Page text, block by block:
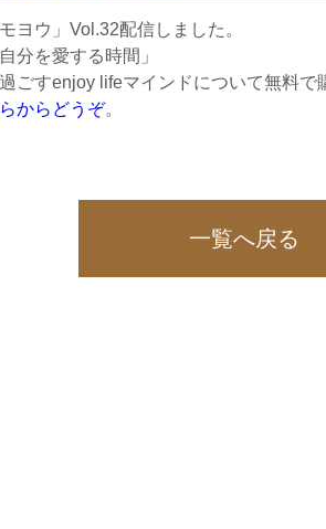
ヨウ」Vol.32配信しました。
分を愛する時間」
ごすenjoy lifeマインドについて無料で
からどうぞ。
一覧へ戻る